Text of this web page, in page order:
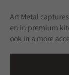
Art Metal
en in premium
ook in a more